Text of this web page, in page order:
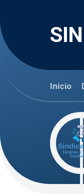
content
Inicio